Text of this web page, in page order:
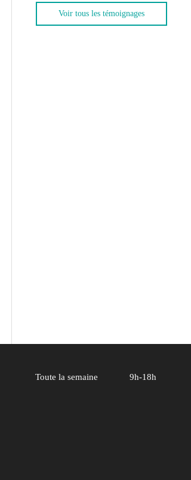
Voir tous les témoignages
Toute la semaine 9h-18h